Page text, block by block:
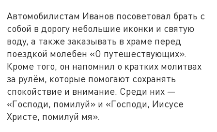
Автомобилистам Иванов посоветовал брать с
собой в дорогу небольшие иконки и святую
воду, а также заказывать в храме перед
поездкой молебен «О путешествующих».
Кроме того, он напомнил о кратких молитвах
за рулём, которые помогают сохранять
спокойствие и внимание. Среди них —
«Господи, помилуй» и «Господи, Иисусе
Христе, помилуй мя».